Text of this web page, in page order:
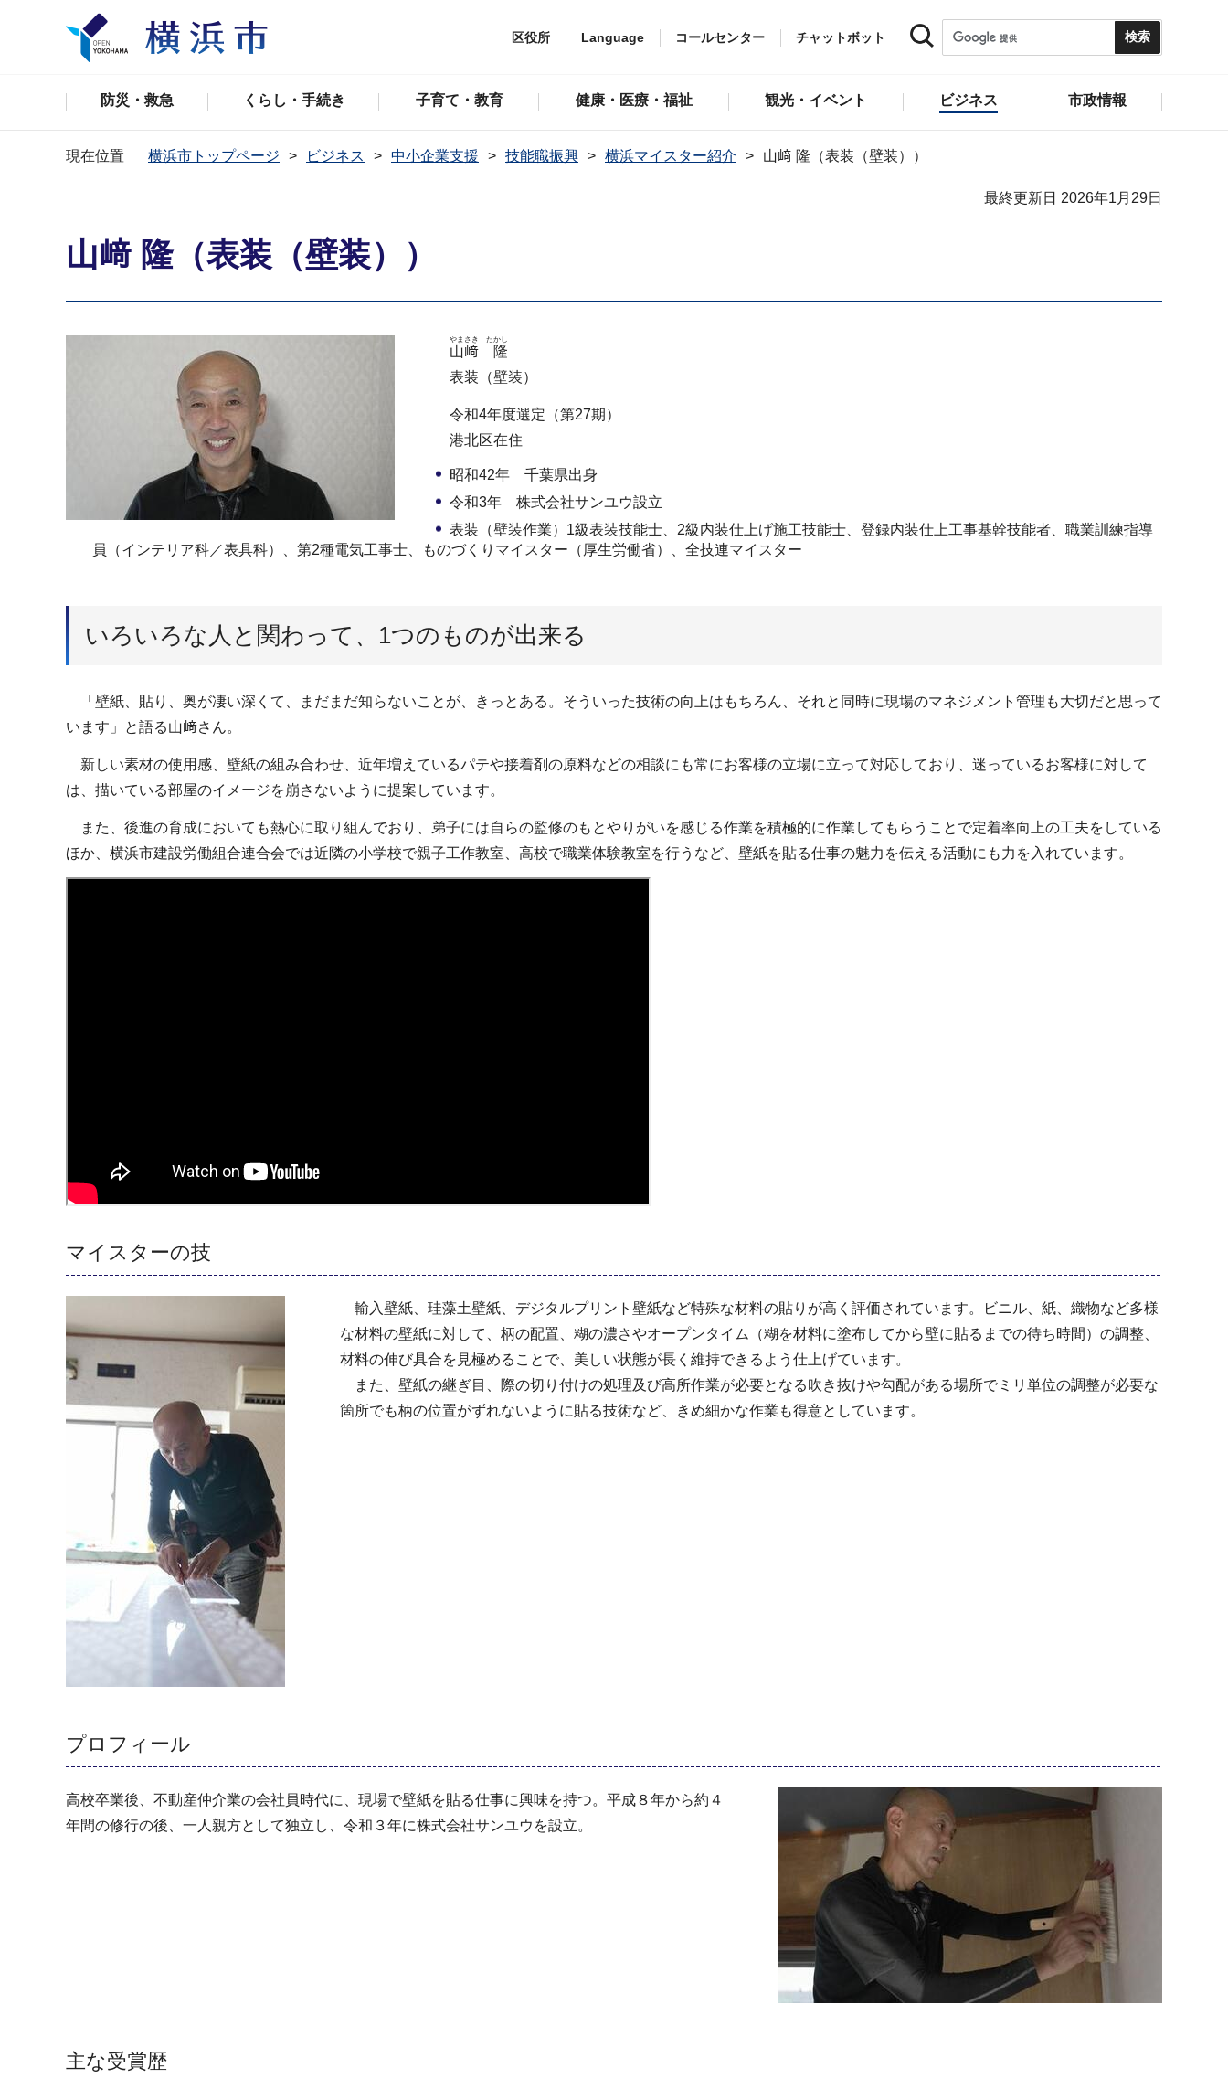
区役所 Language コールセンター チャットボット
防災・救急 くらし・手続き 子育て・教育 健康・医療・福祉 観光・イベント ビジネス 市政情報
現在位置 横浜市トップページ ビジネス 中小企業支援 技能職振興 横浜マイスター紹介 山﨑 隆（表装（壁装））
最終更新日 2026年1月29日
山﨑 隆（表装（壁装））
山﨑 隆
やまさき たかし
表装（壁装）
令和4年度選定（第27期）
港北区在住
昭和42年 千葉県出身
令和3年 株式会社サンユウ設立
表装（壁装作業）1級表装技能士、2級内装仕上げ施工技能士、登録内装仕上工事基幹技能者、職業訓練指導
員（インテリア科／表具科）、第2種電気工事士、ものづくりマイスター（厚生労働省）、全技連マイスター
いろいろな人と関わって、1つのものが出来る
「壁紙、貼り、奥が凄い深くて、まだまだ知らないことが、きっとある。そういった技術の向上はもちろん、それと同時に現場のマネジメント管理も大切だと思って
います」と語る山﨑さん。
新しい素材の使用感、壁紙の組み合わせ、近年増えているパテや接着剤の原料などの相談にも常にお客様の立場に立って対応しており、迷っているお客様に対して
は、描いている部屋のイメージを崩さないように提案しています。
また、後進の育成においても熱心に取り組んでおり、弟子には自らの監修のもとやりがいを感じる作業を積極的に作業してもらうことで定着率向上の工夫をしている
ほか、横浜市建設労働組合連合会では近隣の小学校で親子工作教室、高校で職業体験教室を行うなど、壁紙を貼る仕事の魅力を伝える活動にも力を入れています。
マイスターの技
輸入壁紙、珪藻土壁紙、デジタルプリント壁紙など特殊な材料の貼りが高く評価されています。ビニル、紙、織物など多様
な材料の壁紙に対して、柄の配置、糊の濃さやオープンタイム（糊を材料に塗布してから壁に貼るまでの待ち時間）の調整、
材料の伸び具合を見極めることで、美しい状態が長く維持できるよう仕上げています。
また、壁紙の継ぎ目、際の切り付けの処理及び高所作業が必要となる吹き抜けや勾配がある場所でミリ単位の調整が必要な
箇所でも柄の位置がずれないように貼る技術など、きめ細かな作業も得意としています。
プロフィール
高校卒業後、不動産仲介業の会社員時代に、現場で壁紙を貼る仕事に興味を持つ。平成８年から約４
年間の修行の後、一人親方として独立し、令和３年に株式会社サンユウを設立。
主な受賞歴